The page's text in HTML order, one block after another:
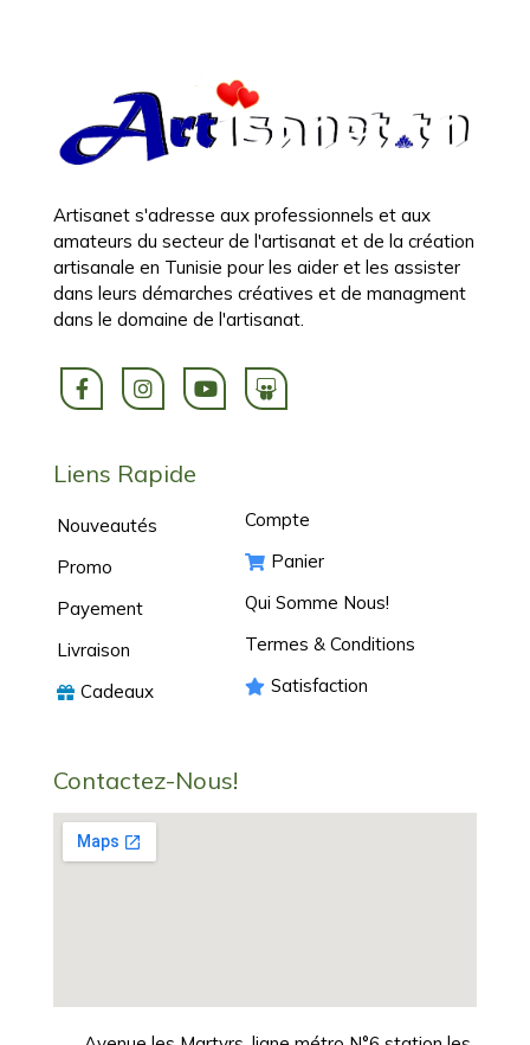
Artisanet s'adresse aux professionnels et aux
amateurs du secteur de l'artisanat et de la création
artisanale en Tunisie pour les aider et les assister
dans leurs démarches créatives et de managment
dans le domaine de l'artisanat.
Liens Rapide
Nouveautés
Promo
Payement
Livraison
Cadeaux
Compte
Panier
Qui Somme Nous!
Termes & Conditions
Satisfaction
Contactez-Nous!